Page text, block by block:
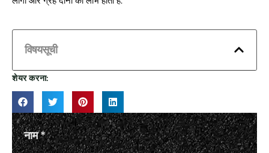
विषयसूची
शेयर करना:
नाम*